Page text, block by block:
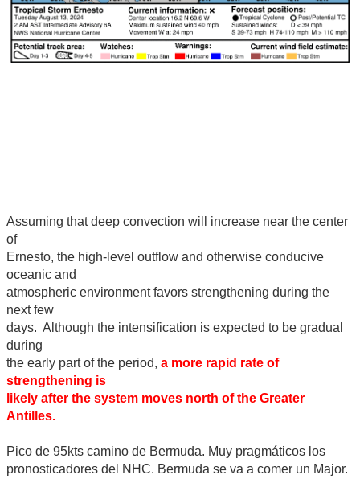
Assuming that deep convection will increase near the center
of
Ernesto, the high-level outflow and otherwise conducive
oceanic and
atmospheric environment favors strengthening during the
next few
days. Although the intensification is expected to be gradual
during
the early part of the period, a more rapid rate of
strengthening is
likely after the system moves north of the Greater
Antilles.
Pico de 95kts camino de Bermuda. Muy pragmáticos los
pronosticadores del NHC. Bermuda se va a comer un Major.